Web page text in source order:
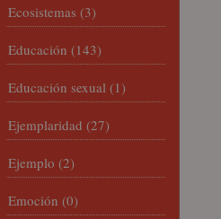
Ecosistemas (3)
Educación (143)
Educación sexual (1)
Ejemplaridad (27)
Ejemplo (2)
Emoción (0)